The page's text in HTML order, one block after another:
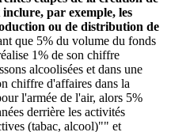
par exemple, les
ou de distribution de
que 5% du volume du fonds
1% de son chiffre
alcoolisées et dans une
chiffre d'affaires dans la
l'armée de l'air, alors 5%
derrière les activités
(tabac, alcool)"" et